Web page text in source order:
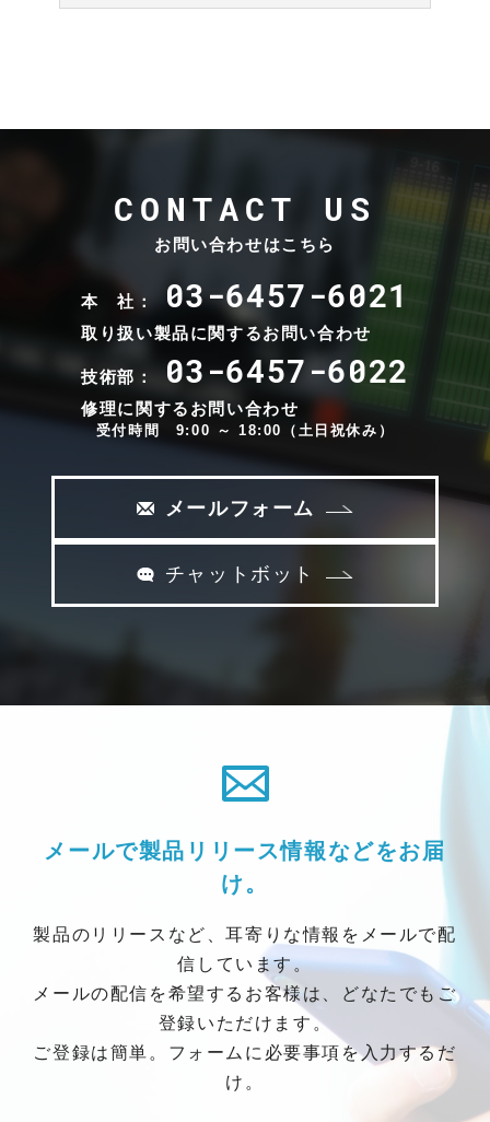
ート
ライセンス版（複数のバージョンが発表
される可能性があり）:
ス、デバイスごとに最大128のセンダー/128
モノラル、ステレオ、マルチチャンネルス
トリームのサポート
最大192kHz
その他の仕様:
PTP同期
0.125~4msのパケットタイムをサポート
マルチキャストおよびユニキャストストリ
ーミング
CONTACT US
お問い合わせはこちら
本 社： 03-6457-6021
取り扱い製品に関するお問い合わせ
技術部： 03-6457-6022
修理に関するお問い合わせ
受付時間 9:00 ～ 18:00（土日祝休み）
メールフォーム
チャットボット
メールで製品リリース情報などをお届
け。
製品のリリースなど、耳寄りな情報をメールで配
信しています。
メールの配信を希望するお客様は、どなたでもご
登録いただけます。
ご登録は簡単。フォームに必要事項を入力するだ
け。